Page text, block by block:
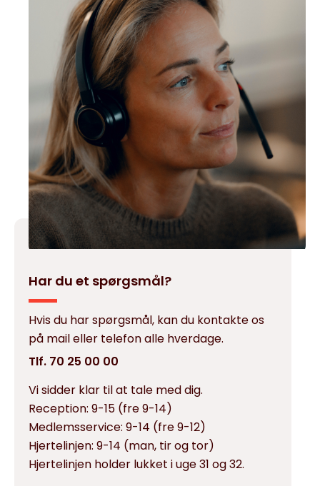
Har du et spørgsmål?
Hvis du har spørgsmål, kan du kontakte os
på mail eller telefon alle hverdage.
Tlf. 70 25 00 00
Vi sidder klar til at tale med dig.
Reception: 9-15 (fre 9-14)
Medlemsservice: 9-14 (fre 9-12)
Hjertelinjen: 9-14 (man, tir og tor)
Hjertelinjen holder lukket i uge 31 og 32.